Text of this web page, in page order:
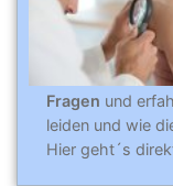
Fragen und
leiden und wie
Hier geht´s